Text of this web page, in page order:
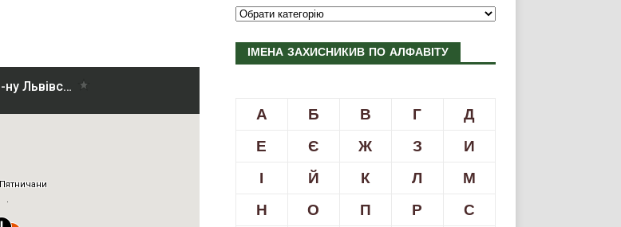
ІМЕНА ЗАХИСНИКИВ ПО АЛФАВІТУ
А Б В Г
Д
Е
Є Ж З
И
І
Й К Л
М
Н
О П Р
С